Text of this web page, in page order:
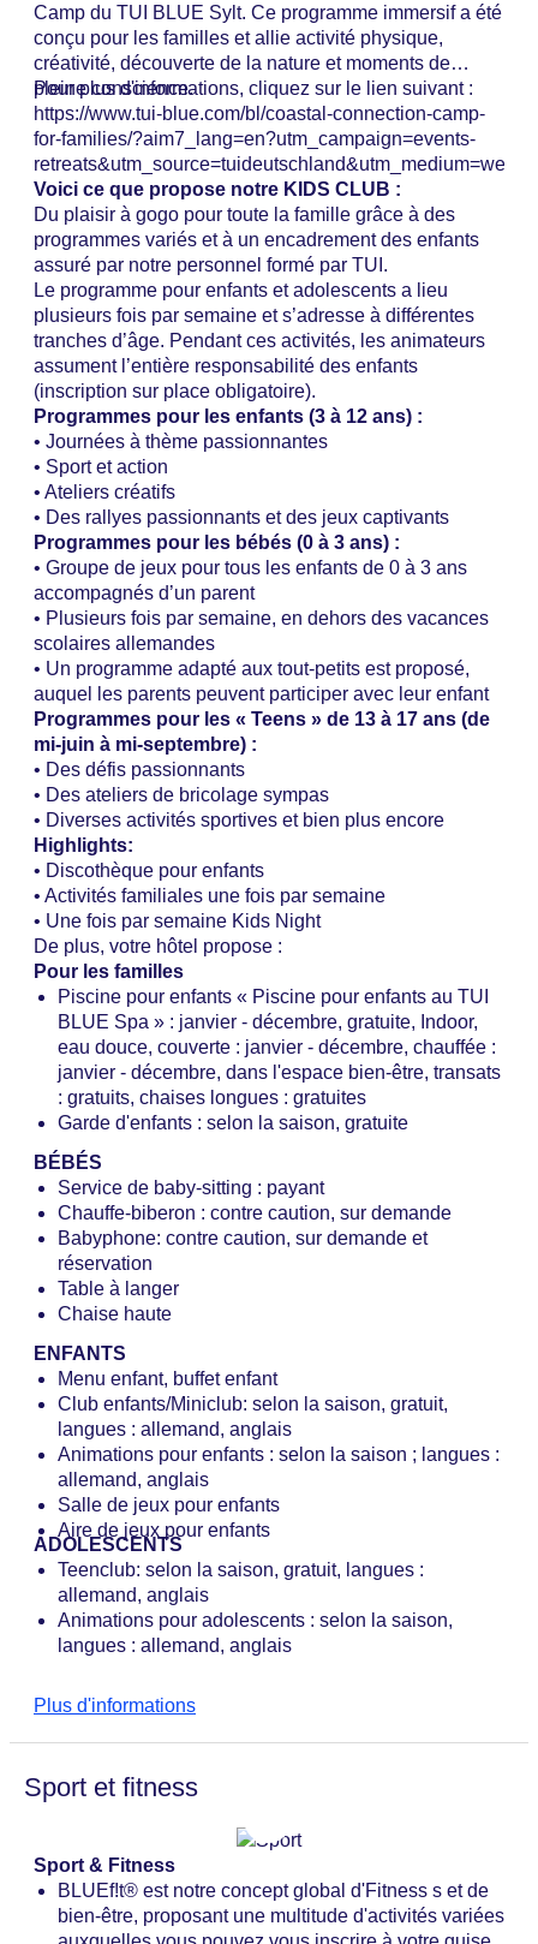
Camp du TUI BLUE Sylt. Ce programme immersif a été
conçu pour les familles et allie activité physique,
créativité, découverte de la nature et moments de
pleine conscience.
Pour plus d'informations, cliquez sur le lien suivant :
https://www.tui-blue.com/bl/coastal-connection-camp-
for-families/?aim7_lang=en?utm_campaign=events-
Voici ce que propose notre KIDS CLUB :
Du plaisir à gogo pour toute la famille grâce à des
programmes variés et à un encadrement des enfants
assuré par notre personnel formé par TUI.
Le programme pour enfants et adolescents a lieu
plusieurs fois par semaine et s’adresse à différentes
tranches d’âge. Pendant ces activités, les animateurs
assument l’entière responsabilité des enfants
(inscription sur place obligatoire).
Programmes pour les enfants (3 à 12 ans) :
• Journées à thème passionnantes
• Sport et action
• Ateliers créatifs
• Des rallyes passionnants et des jeux captivants
Programmes pour les bébés (0 à 3 ans) :
• Groupe de jeux pour tous les enfants de 0 à 3 ans
accompagnés d’un parent
• Plusieurs fois par semaine, en dehors des vacances
scolaires allemandes
• Un programme adapté aux tout-petits est proposé,
auquel les parents peuvent participer avec leur enfant
Programmes pour les « Teens » de 13 à 17 ans (de
mi-juin à mi-septembre) :
• Des défis passionnants
• Des ateliers de bricolage sympas
• Diverses activités sportives et bien plus encore
Highlights:
• Discothèque pour enfants
• Activités familiales une fois par semaine
• Une fois par semaine Kids Night
De plus, votre hôtel propose :
Pour les familles
Piscine pour enfants « Piscine pour enfants au TUI
BLUE Spa » : janvier - décembre, gratuite, Indoor,
eau douce, couverte : janvier - décembre, chauffée :
janvier - décembre, dans l'espace bien-être, transats
: gratuits, chaises longues : gratuites
Garde d'enfants : selon la saison, gratuite
BÉBÉS
Service de baby-sitting : payant
Chauffe-biberon : contre caution, sur demande
Babyphone: contre caution, sur demande et
réservation
Table à langer
Chaise haute
ENFANTS
Menu enfant, buffet enfant
Club enfants/Miniclub: selon la saison, gratuit,
langues : allemand, anglais
Animations pour enfants : selon la saison ; langues :
allemand, anglais
Salle de jeux pour enfants
Aire de jeux pour enfants
ADOLESCENTS
Teenclub: selon la saison, gratuit, langues :
allemand, anglais
Animations pour adolescents : selon la saison,
langues : allemand, anglais
Plus d'informations
Sport et fitness
Sport & Fitness
BLUEf!t® est notre concept global d'Fitness s et de
bien-être, proposant une multitude d'activités variées